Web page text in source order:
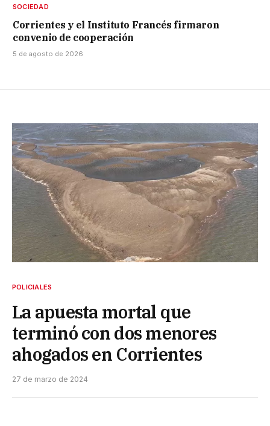
SOCIEDAD
Corrientes y el Instituto Francés firmaron
convenio de cooperación
5 de agosto de 2026
POLICIALES
La apuesta mortal que
terminó con dos menores
ahogados en Corrientes
27 de marzo de 2024